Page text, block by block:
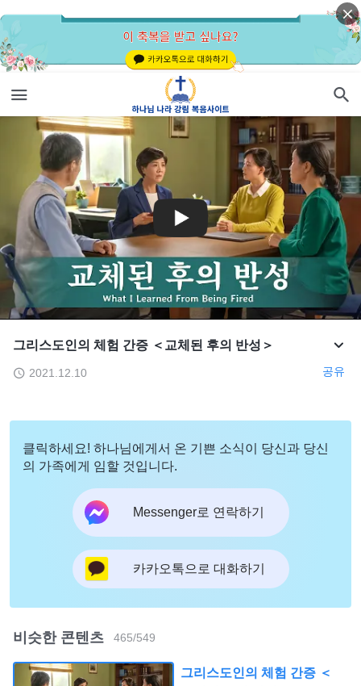
그리스도인의 체험 간증 ＜교체된 후의 반성＞
2021.12.10 공유
클릭하세요! 하나님에게서 온 기쁜 소식이 당신과 당신
의 가족에게 임할 것입니다.
Messenger로 연락하기
카카오톡으로 대화하기
비슷한 콘텐츠 465/549
그리스도인의 체험 간증 ＜